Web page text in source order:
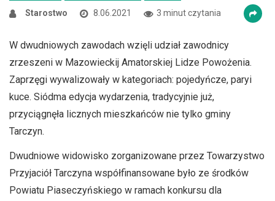
Starostwo 8.06.2021 3 minut czytania
W dwudniowych zawodach wzięli udział zawodnicy
zrzeszeni w Mazowieckij Amatorskiej Lidze Powożenia.
Zaprzęgi wywalizowały w kategoriach: pojedyńcze, paryi
kuce. Siódma edycja wydarzenia, tradycyjnie już,
przyciągnęła licznych mieszkańców nie tylko gminy
Tarczyn.
Dwudniowe widowisko zorganizowane przez Towarzystwo
Przyjaciół Tarczyna współfinansowane było ze środków
Powiatu Piaseczyńskiego w ramach konkursu dla